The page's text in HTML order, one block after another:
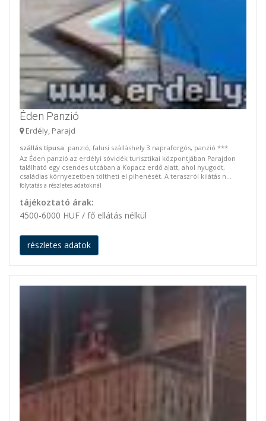
Éden Panzió
Erdély, Parajd
szállás típusa: panzió, falusi szálláshely 3 napraforgós, panzió ***
Az Éden panzió az erdélyi sóvidék turisztikai központjában Parajdon
található egy csendes utcában a Kopacz erdő alatt, ahol nyugodt,
családias környezetben töltheti el pihenését. A teraszról kilátás n...
folytatás a részletes adatoknál
tájékoztató árak:
4500-6000 HUF / fő ellátás nélkül
részletes adatok